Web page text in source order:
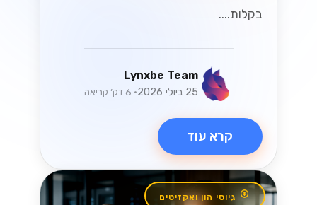
בקלות....
Lynxbe Team
25 ביולי 2026 • 6 דק׳ קריאה
קרא עוד
גיוסי הון ואקזיטים